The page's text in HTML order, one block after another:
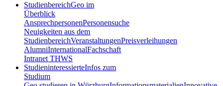
StudienbereichGeo im
Überblick
AnsprechpersonenPersonensuche
Neuigkeiten aus dem
StudienbereichVeranstaltungenPreisverleihungen
AlumniInternationalFachschaft
Intranet THWS
StudieninteressierteInfos zum
Studium